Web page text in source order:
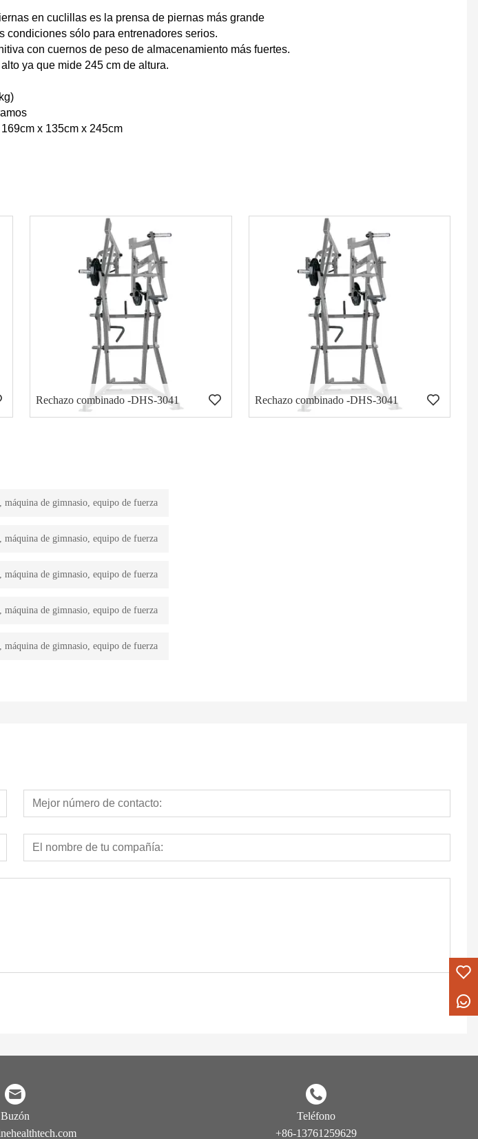
en cuclillas es la prensa de piernas más grande
condiciones sólo para entrenadores serios.
con cuernos de peso de almacenamiento más fuertes.
ya que mide 245 cm de altura.
169cm x 135cm x 245cm
Rechazo combinado -DHS-3041 Rechazo combinado -DHS-3041
de gimnasio, equipo de fuerza
de gimnasio, equipo de fuerza
de gimnasio, equipo de fuerza
de gimnasio, equipo de fuerza
de gimnasio, equipo de fuerza
Buzón
Teléfono
+86-13761259629